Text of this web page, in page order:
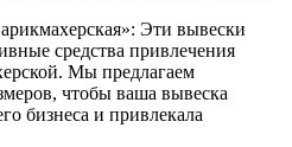
Эти вывески
средства привлечения
Мы предлагаем
чтобы ваша вывеска
бизнеса и привлекала